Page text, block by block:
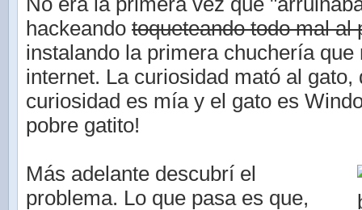
hackeando toqueteando todo mal al
instalando la primera chuchería que
internet. La curiosidad mató al gato,
curiosidad es mía y el gato es
pobre gatito!
Más adelante descubrí el
problema. Lo que pasa es que,